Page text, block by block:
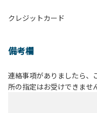
クレジットカード
備考欄
連絡事項がありましたら
所の指定はお受けできませ